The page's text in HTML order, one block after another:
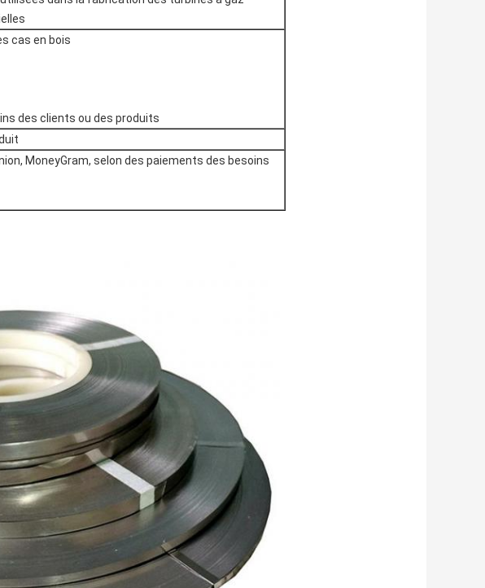
cas en bois
des clients ou des produits
MoneyGram, selon des paiements des besoins